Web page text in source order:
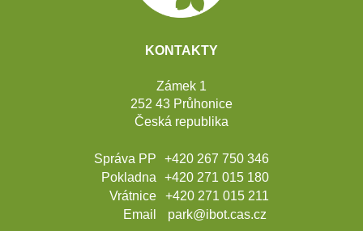
KONTAKTY
Zámek 1
252 43 Průhonice
Česká republika
Správa PP
Pokladna
Vrátnice
Email
+420 267 750 346
+420 271 015 180
+420 271 015 211
park@ibot.cas.cz